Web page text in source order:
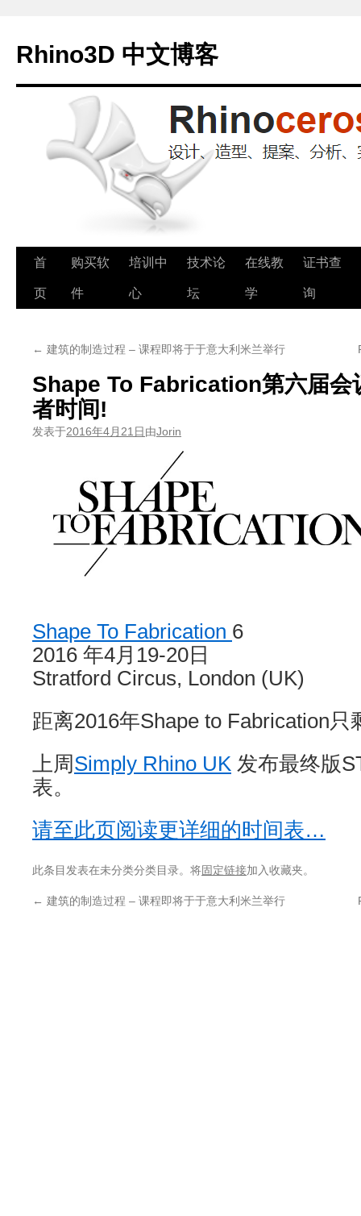
Rhino3D 中文博客
跳
至
首
页
购买软
件
培训中
心
技术论
坛
在线教
学
证书查
询
← 建筑的制造过程 – 课程即将于于意大利米兰举行
Shape To Fabrication第六届会
者时间!
发表于2016年4月21日由Jorin
Shape To Fabrication 6
2016 年4月19-20日
Stratford Circus, London (UK)
距离2016年Shape to Fabrication只
上周 Simply Rhino UK 发布最终版
表。
请至此页阅读更详细的时间表…
此条目发表在未分类分类目录。将固定链接加入收藏夹。
← 建筑的制造过程 – 课程即将于于意大利米兰举行